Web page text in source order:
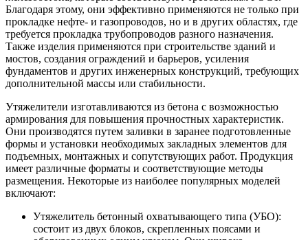
Благодаря этому, они эффективно применяются не только при
прокладке нефте- и газопроводов, но и в других областях, где
требуется прокладка трубопроводов разного назначения.
Также изделия применяются при строительстве зданий и
мостов, создания ограждений и барьеров, усиления
фундаментов и других инженерных конструкций, требующих
дополнительной массы или стабильности.
Утяжелители изготавливаются из бетона с возможностью
армирования для повышения прочностных характеристик.
Они производятся путем заливки в заранее подготовленные
формы и установки необходимых закладных элементов для
подъемных, монтажных и сопутствующих работ. Продукция
имеет различные форматы и соответствующие методы
размещения. Некоторые из наиболее популярных моделей
включают:
Утяжелитель бетонный охватывающего типа (УБО):
состоит из двух блоков, скрепленных поясами и